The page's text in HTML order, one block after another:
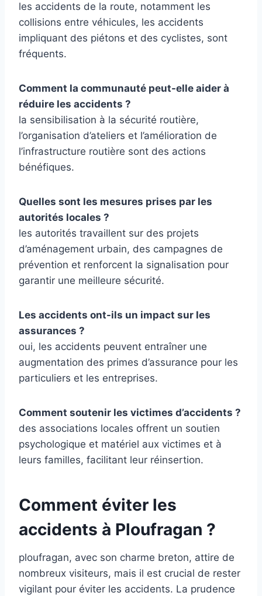
les accidents de la route, notamment les
collisions entre véhicules, les accidents
impliquant des piétons et des cyclistes, sont
fréquents.
Comment la communauté peut-elle aider à
réduire les accidents ?
la sensibilisation à la sécurité routière,
l’organisation d’ateliers et l’amélioration de
l’infrastructure routière sont des actions
bénéfiques.
Quelles sont les mesures prises par les
autorités locales ?
les autorités travaillent sur des projets
d’aménagement urbain, des campagnes de
prévention et renforcent la signalisation pour
garantir une meilleure sécurité.
Les accidents ont-ils un impact sur les
assurances ?
oui, les accidents peuvent entraîner une
augmentation des primes d’assurance pour les
particuliers et les entreprises.
Comment soutenir les victimes d’accidents ?
des associations locales offrent un soutien
psychologique et matériel aux victimes et à
leurs familles, facilitant leur réinsertion.
Comment éviter les
accidents à Ploufragan ?
ploufragan, avec son charme breton, attire de
nombreux visiteurs, mais il est crucial de rester
vigilant pour éviter les accidents. La prudence